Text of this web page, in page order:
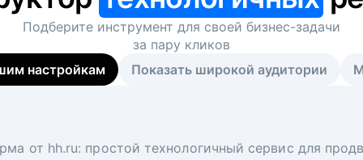
Подберите инструмент для своей бизнес-задачи
за пару кликов
настройкам
Показать широкой аудитории
от hh.ru: простой технологичный сервис для
вакансий на главной странице hh.ru.
ключ. Решите, сколько кандидатов и когда вам